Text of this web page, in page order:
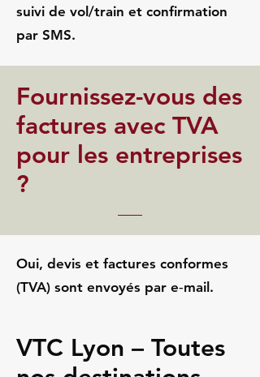
suivi de vol/train et confirmation
par SMS.
Fournissez-vous des
factures avec TVA
pour les entreprises
?
Oui, devis et factures conformes
(TVA) sont envoyés par e‑mail.
VTC Lyon – Toutes